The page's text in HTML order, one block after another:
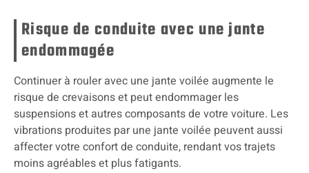
Risque de conduite avec une jante
endommagée
Continuer à rouler avec une jante voilée augmente le
risque de crevaisons et peut endommager les
suspensions et autres composants de votre voiture. Les
vibrations produites par une jante voilée peuvent aussi
affecter votre confort de conduite, rendant vos trajets
moins agréables et plus fatigants.